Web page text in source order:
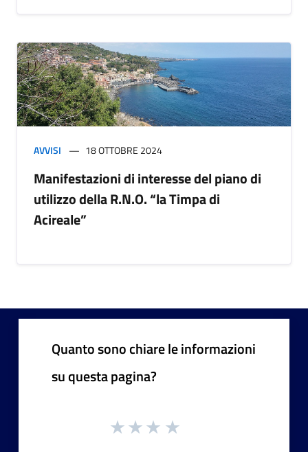
AVVISI 18 OTTOBRE 2024
Manifestazioni di interesse del piano di
utilizzo della R.N.O. “la Timpa di
Acireale”
Quanto sono chiare le informazioni
su questa pagina?